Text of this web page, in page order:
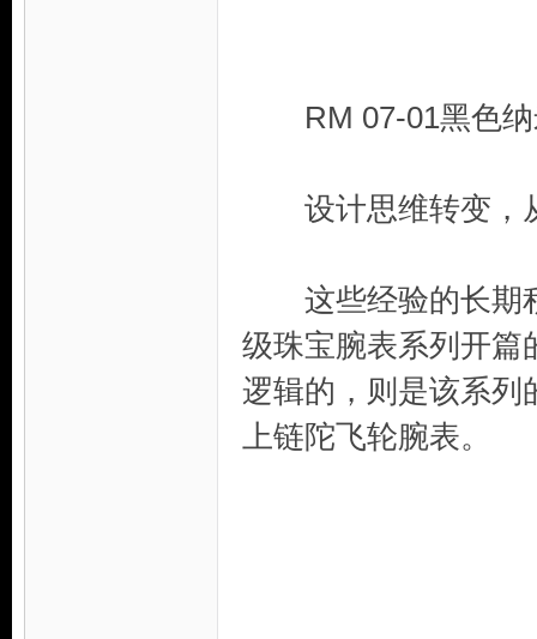
RM 07-01黑色纳
设计思维转变，
这些经验的长期积
级珠宝腕表系列开篇
逻辑的，则是该系
上链陀飞轮腕表。